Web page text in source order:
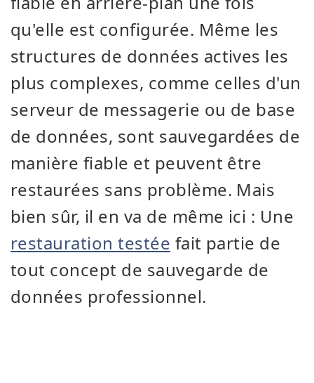
qu'elle est configurée. Même les
structures de données actives les
plus complexes, comme celles d'un
serveur de messagerie ou de base
de données, sont sauvegardées de
manière fiable et peuvent être
restaurées sans problème. Mais
bien sûr, il en va de même ici : Une
restauration testée fait partie de
tout concept de sauvegarde de
données professionnel.